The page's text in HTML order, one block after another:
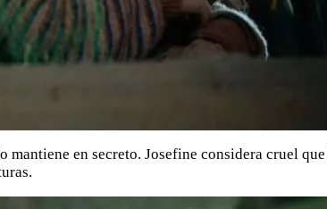
en secreto. Josefine considera cruel